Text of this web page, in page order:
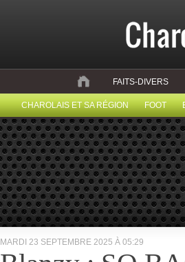
FAITS-DIVERS
CHAROLAIS ET SA RÉGION FOOT
MARDI 23 SEPTEMBRE 2025 À 05:29